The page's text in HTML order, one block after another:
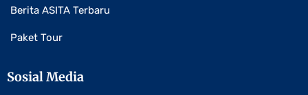
Berita ASITA Terbaru
Paket Tour
Sosial Media